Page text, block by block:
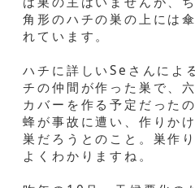
角形のハチの巣の上には
れています。
ハチに詳しいSeさんによ
チの仲間が作った巣で、
カバーを作る予定だった
蜂が事故に遭い、作りか
巣だろうとのこと。巣作
よくわかりますね。